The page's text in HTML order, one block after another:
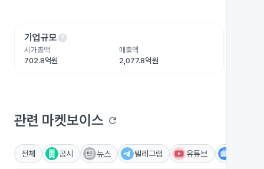
기업규모help
시가총액
702.8억원
매출액
2,077.8억원
관련 마켓보이스 refresh
전체 공시 뉴스 텔레그램 유튜브